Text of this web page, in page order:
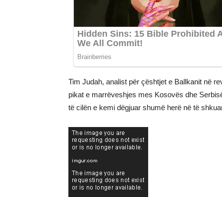
Tim Judah, analist për çështjet e Ballkanit në
pikat e marrëveshjes mes Kosovës dhe
të cilën e kemi dëgjuar shumë herë në të